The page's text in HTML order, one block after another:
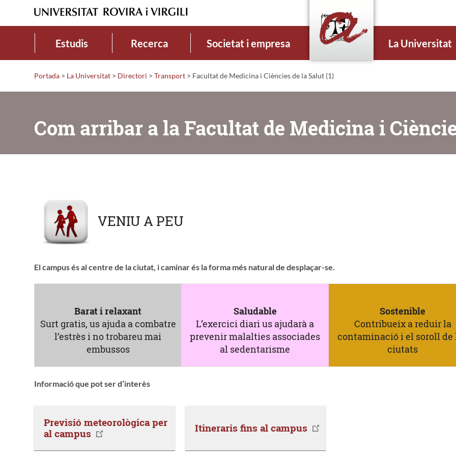
Estudis Recerca Societat i empresa La Universitat
Portada > La Universitat > Directori > Transport > Facultat de Medicina i Ciències de la Salut (1)
Com arribar a la Facultat de Medicina i
VENIU A PEU
El campus és al centre de la ciutat, i caminar és la forma més natural de desplaçar-se.
Barat i relaxant
Surt gratis, us ajuda a combatre
l’estrès i no trobareu mai
embussos
Saludable
L’exercici diari us ajudarà a
prevenir malalties associades
al sedentarisme
Sostenible
Contribueix a reduir la
contaminació i el soroll de
ciutats
Informació que pot ser d’interès
Previsió meteorològica per
al campus
Itineraris fins al campus